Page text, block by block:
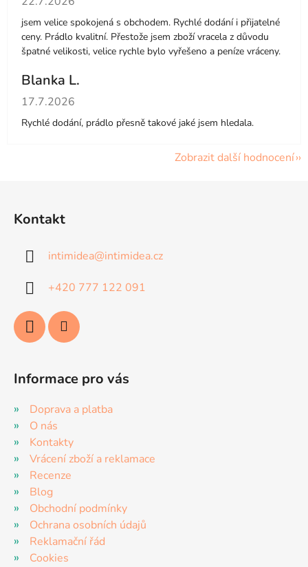
jsem velice spokojená s obchodem. Rychlé dodání i přijatelné
ceny. Prádlo kvalitní. Přestože jsem zboží vracela z důvodu
špatné velikosti, velice rychle bylo vyřešeno a peníze vráceny.
Blanka L.
Hodnocení obchodu je 5 z 5 hvězdiček.
17.7.2026
Rychlé dodání, prádlo přesně takové jaké jsem hledala.
Zobrazit další hodnocení
Kontakt
intimidea@intimidea.cz
+420 777 122 091
Informace pro vás
Doprava a platba
O nás
Kontakty
Vrácení zboží a reklamace
Recenze
Blog
Obchodní podmínky
Ochrana osobních údajů
Reklamační řád
Cookies